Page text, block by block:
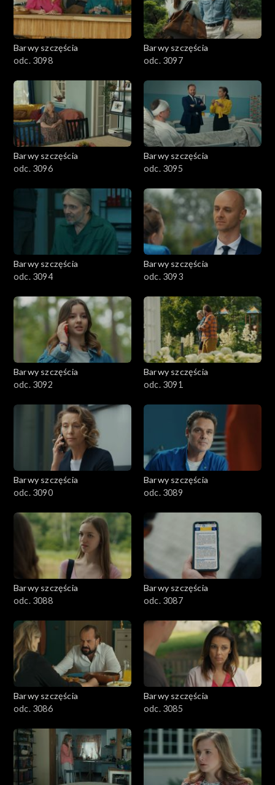
2801–2900
2701–2800
2501–2600
2401–2500
2301–2400
2201–2300
2101–2200
2001–2100
1801–1900
1701–1800
1601–1700
1501–1600
1401–1500
1301–1400
1101–1200
1001–1100
901–1000
801–900
782–800
Barwy szczęścia
odc. 3098
Barwy szczęścia
odc. 3097
Barwy szczęścia
odc. 3096
Barwy szczęścia
odc. 3095
Barwy szczęścia
odc. 3094
Barwy szczęścia
odc. 3093
Barwy szczęścia
odc. 3092
Barwy szczęścia
odc. 3091
Barwy szczęścia
odc. 3090
Barwy szczęścia
odc. 3089
Barwy szczęścia
odc. 3088
Barwy szczęścia
odc. 3087
Barwy szczęścia
odc. 3086
Barwy szczęścia
odc. 3085